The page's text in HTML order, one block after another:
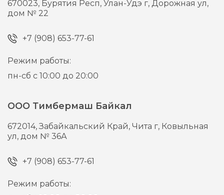
670023, Бурятия Респ, Улан-Удэ г,Дорожная ул,
дом № 22
+7 (908) 653-77-61
Режим работы:
пн-сб с 10:00 до 20:00
ООО Тимбермаш Байкал
672014,Забайкальский Край, Чита г, Ковыльная
ул, дом № 36А
+7 (908) 653-77-61
Режим работы: